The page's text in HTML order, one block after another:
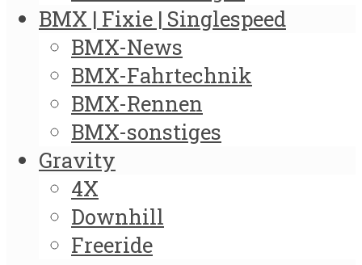
BMX | Fixie | Singlespeed
BMX-News
BMX-Fahrtechnik
BMX-Rennen
BMX-sonstiges
Gravity
4X
Downhill
Freeride